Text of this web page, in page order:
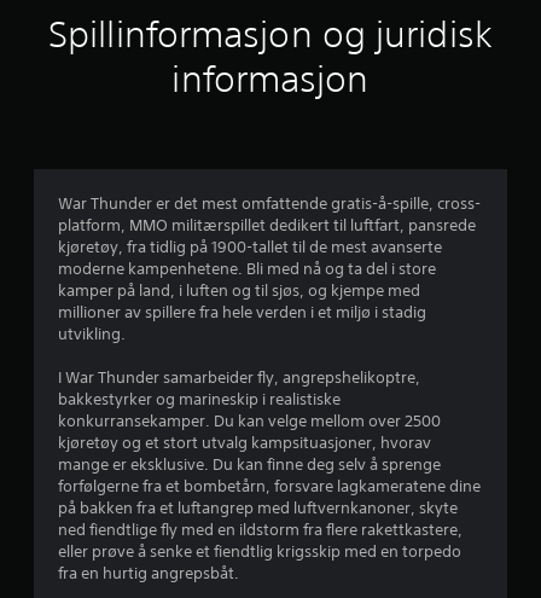
t
g
v
e
r
i
n
Spillinformasjon og juridisk
informasjon
War Thunder er det mest omfattende gratis-å-spille, cross-
platform, MMO militærspillet dedikert til luftfart, pansrede
kjøretøy, fra tidlig på 1900-tallet til de mest avanserte
moderne kampenhetene. Bli med nå og ta del i store
kamper på land, i luften og til sjøs, og kjempe med
millioner av spillere fra hele verden i et miljø i stadig
utvikling.
I War Thunder samarbeider fly, angrepshelikoptre,
bakkestyrker og marineskip i realistiske
konkurransekamper. Du kan velge mellom over 2500
kjøretøy og et stort utvalg kampsituasjoner, hvorav
mange er eksklusive. Du kan finne deg selv å sprenge
forfølgerne fra et bombetårn, forsvare lagkameratene dine
på bakken fra et luftangrep med luftvernkanoner, skyte
ned fiendtlige fly med en ildstorm fra flere rakettkastere,
eller prøve å senke et fiendtlig krigsskip med en torpedo
fra en hurtig angrepsbåt.